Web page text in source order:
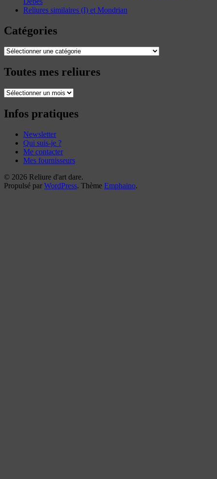
Reliures similaires (I) et Mondrian
Catégories
Catégories
Toutes mes reliures
Toutes
reliures
Infos pratiques
Newsletter
Qui suis-je ?
Me contacter
Mes fournisseurs
© 2026 Reliure d'art dare.
Propulsé par WordPress. Thème Emphaino.